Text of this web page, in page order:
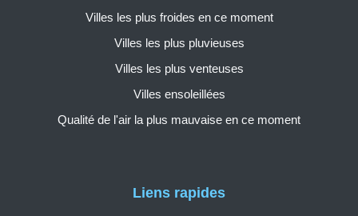
Liens rapides
Villes les plus froides en ce moment
Villes les plus pluvieuses
Villes les plus venteuses
Villes ensoleillées
Qualité de l'air la plus mauvaise en ce moment